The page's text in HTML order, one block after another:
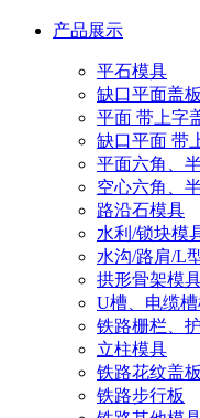
产品展示
平石模具
缺口平面盖板
平面 带上字
缺口平面 带
平面六角、
空心六角、
路沿石模具
水利/锁块模
水沟/路肩/L
拱形骨架模
U槽、电缆槽
铁路栅栏、
立柱模具
铁路花纹盖板
铁路步行板